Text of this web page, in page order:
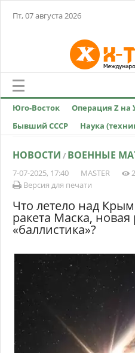
Пт, 07 августа 2026
Юго-Восток Операция Z на
Бывший СССР
Наука
НОВОСТИ / ВОЕННЫЕ
7-07-2025, 17:40 MASTER
Версия для печати
Что летело над
ракета Маска, новая
«баллистика»?